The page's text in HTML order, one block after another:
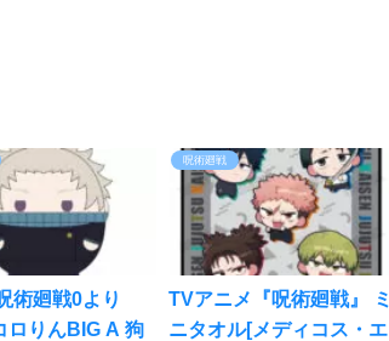
術廻戦0より
ロりんBIG A 狗
呪術廻戦
TVアニメ『呪術廻戦』 ミ
ニタオル[メディコス・エ